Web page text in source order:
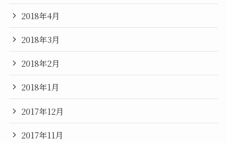
2018年4月
2018年3月
2018年2月
2018年1月
2017年12月
2017年11月